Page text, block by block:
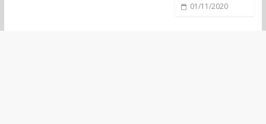
01/11/2020